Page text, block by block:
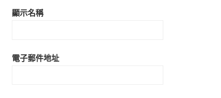
顯示名稱
電子郵件地址